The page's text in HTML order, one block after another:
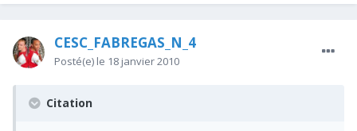
CESC_FABREGAS_N_4
Posté(e) le 18 janvier 2010
Citation